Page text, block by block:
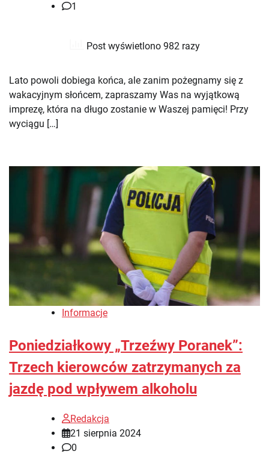
1
Post wyświetlono 982 razy
Lato powoli dobiega końca, ale zanim pożegnamy się z
wakacyjnym słońcem, zapraszamy Was na wyjątkową
imprezę, która na długo zostanie w Waszej pamięci! Przy
wyciągu […]
Informacje
Poniedziałkowy „Trzeźwy Poranek”:
Trzech kierowców zatrzymanych za
jazdę pod wpływem alkoholu
Redakcja
21 sierpnia 2024
0